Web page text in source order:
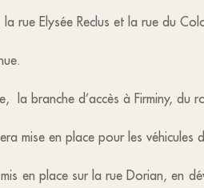
rue Elysée Reclus et la rue du
la branche d’accès à Firminy,
mise en place pour les
en place sur la rue Dorian, en